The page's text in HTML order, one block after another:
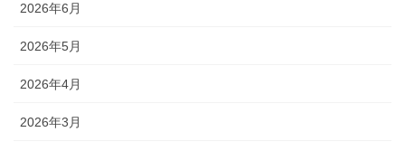
2026年6月
2026年5月
2026年4月
2026年3月